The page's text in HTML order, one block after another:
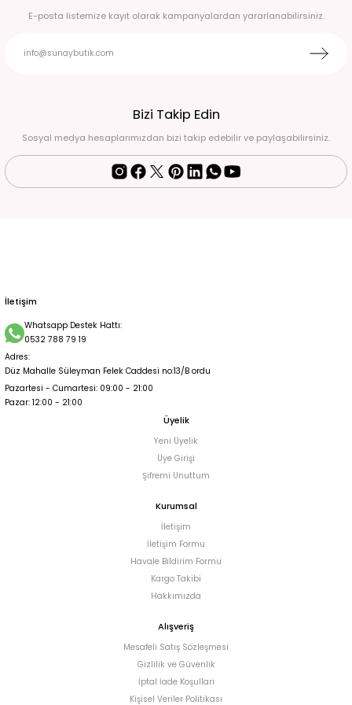
E-posta listemize kayıt olarak kampanyalardan yararlanabilirsiniz.
Bizi Takip Edin
Sosyal medya hesaplarımızdan bizi takip edebilir ve paylaşabilirsiniz.
İletişim
Whatsapp Destek Hattı:
0532 788 79 19
Adres:
Düz Mahalle Süleyman Felek Caddesi no:13/B ordu
Pazartesi - Cumartesi: 09:00 - 21:00
Pazar: 12:00 - 21:00
Üyelik
Yeni Üyelik
Üye Girişi
Şifremi Unuttum
Kurumsal
İletişim
İletişim Formu
Havale Bildirim Formu
Kargo Takibi
Hakkımızda
Alışveriş
Mesafeli Satış Sözleşmesi
Gizlilik ve Güvenlik
İptal İade Koşullari
Kişisel Veriler Politikası